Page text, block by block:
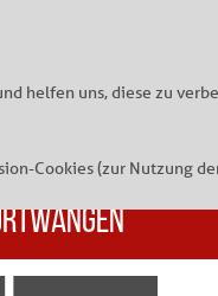
helfen uns, diese zu
Cookies (zur Nutzung